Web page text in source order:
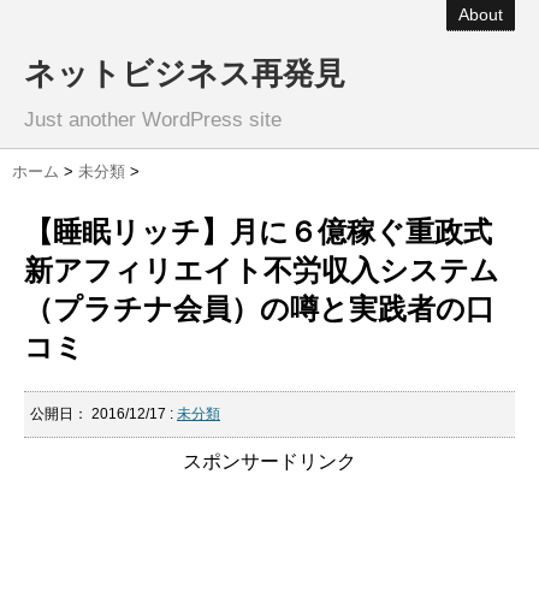
About
ネットビジネス再発見
Just another WordPress site
ホーム > 未分類 >
【睡眠リッチ】月に６億稼ぐ重政式
新アフィリエイト不労収入システム
（プラチナ会員）の噂と実践者の口
コミ
公開日： 2016/12/17 : 未分類
スポンサードリンク